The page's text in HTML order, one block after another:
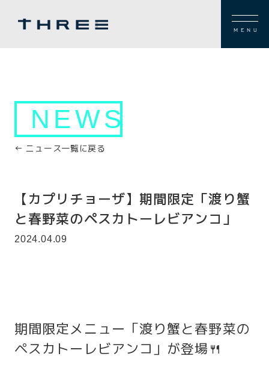
MENU
NEWS
← ニュース一覧に戻る
【カプリチョーザ】期間限定「渡り蟹
と春野菜のペスカトーレビアンコ」
2024.04.09
期間限定メニュー「渡り蟹と春野菜の
ペスカトーレビアンコ」が登場🍴